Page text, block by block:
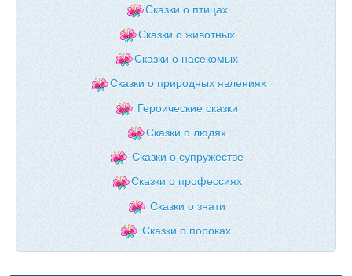
Сказки о птицах
Сказки о животных
Сказки о насекомых
Сказки о природных явлениях
Героические сказки
Сказки о людях
Сказки о супружестве
Сказки о профессиях
Сказки о знати
Сказки о пороках